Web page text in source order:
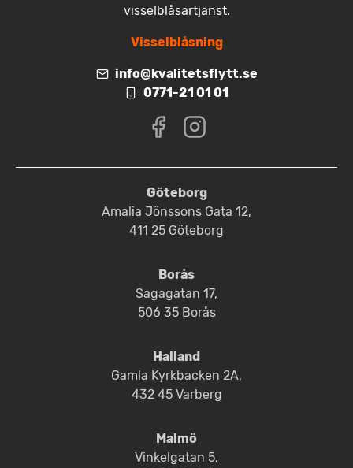
visselblåsartjänst.
Visselblåsning
info@kvalitetsflytt.se
0771-21 01 01
Göteborg
Amalia Jönssons Gata 12,
411 25 Göteborg
Borås
Sagagatan 17,
506 35 Borås
Halland
Gamla Kyrkbacken 2A,
432 45 Varberg
Malmö
Vinkelgatan 5,